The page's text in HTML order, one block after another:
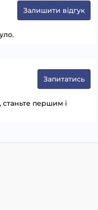
Залишити відгук
Запитатись
першим і